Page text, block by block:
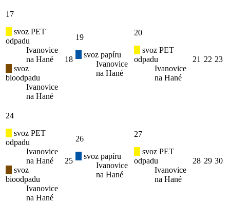
17
svoz PET
odpadu
Ivanovice
na Hané
svoz
bioodpadu
Ivanovice
na Hané
18
19
svoz papíru
Ivanovice
na Hané
20
svoz PET
odpadu
Ivanovice
na Hané
21 22 23
24
svoz PET
odpadu
Ivanovice
na Hané
svoz
bioodpadu
Ivanovice
na Hané
25
26
svoz papíru
Ivanovice
na Hané
27
svoz PET
odpadu
Ivanovice
na Hané
28 29 30